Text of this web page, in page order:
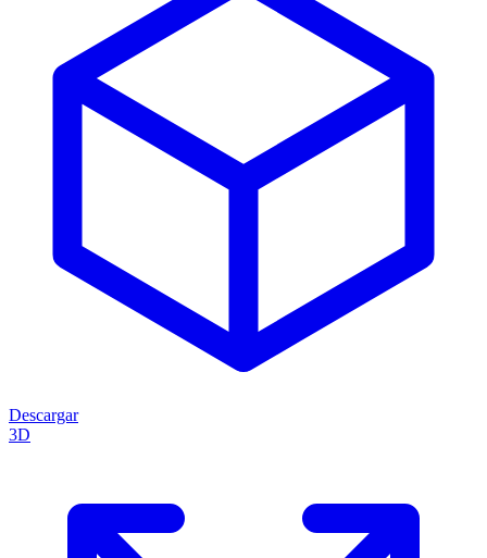
Descargar
3D